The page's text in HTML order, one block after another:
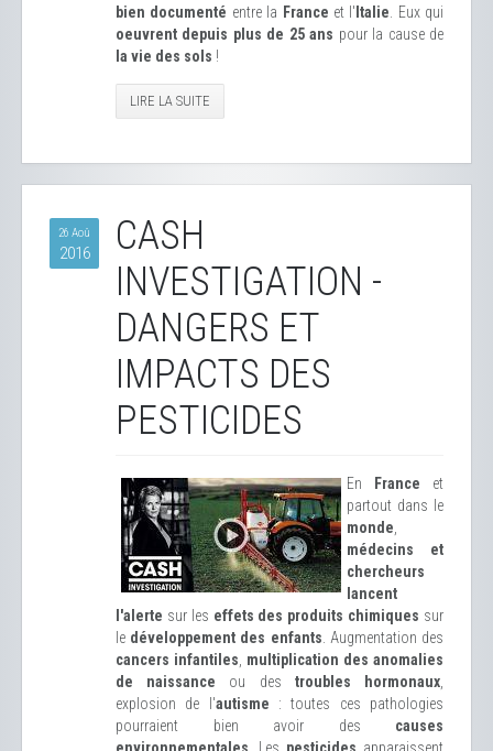
bien documenté entre la France et l' Italie . Eux qui
oeuvrent depuis plus de 25 ans pour la cause de
la vie des sols !
LIRE LA SUITE
26 Aoû
2016
CASH
INVESTIGATION -
DANGERS ET
IMPACTS DES
PESTICIDES
En France et
partout dans le
monde
médecins et
chercheurs
lancent
l'alerte sur les effets des produits chimiques sur
le développement des enfants . Augmentation des
cancers infantiles multiplication des anomalies
de naissance ou des troubles hormonaux
explosion de l'autisme : toutes ces pathologies
pourraient bien avoir des causes